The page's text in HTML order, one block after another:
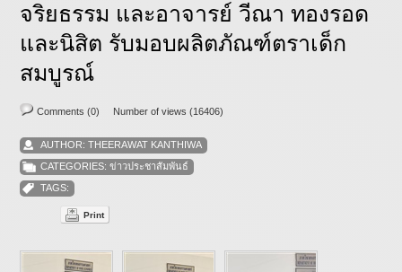
จริยธรรม และอาจารย์ วีณา ทองรอด
และนิสิต รับมอบผลิตภัณฑ์ตราเด็ก
สมบูรณ์
Comments (0) Number of views (16406)
AUTHOR:THEERAWAT KANTHIWA
CATEGORIES:ข่าวประชาสัมพันธ์
TAGS:
Print